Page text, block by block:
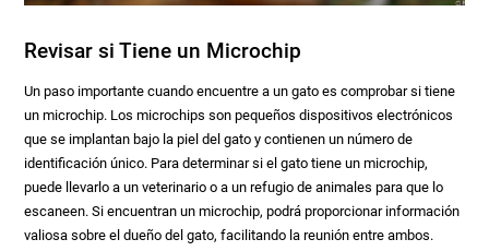
Revisar si Tiene un Microchip
Un paso importante cuando encuentre a un gato es comprobar si tiene
un microchip. Los microchips son pequeños dispositivos electrónicos
que se implantan bajo la piel del gato y contienen un número de
identificación único. Para determinar si el gato tiene un microchip,
puede llevarlo a un veterinario o a un refugio de animales para que lo
escaneen. Si encuentran un microchip, podrá proporcionar información
valiosa sobre el dueño del gato, facilitando la reunión entre ambos.